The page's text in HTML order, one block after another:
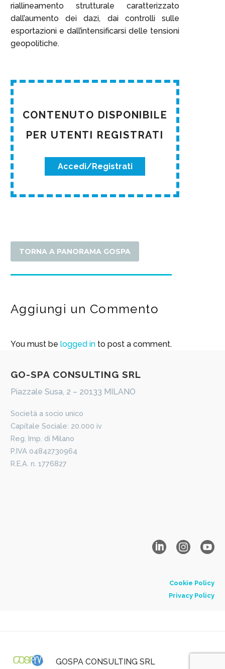
riallineamento strutturale caratterizzato
dall’aumento dei dazi, dai controlli sulle
esportazioni e dall’intensificarsi delle tensioni
geopolitiche.
CONTENUTO DISPONIBILE
PER UTENTI REGISTRATI
Accedi/Registrati
TORNA A PANORAMA GOSPA
Aggiungi un Commento
You must be logged in to post a comment.
​GO-​​SPA CONSULTING SRL
Piazzale Susa, 2 – 20133 MILANO
​Società a socio unico
Capitale Sociale: 20.000 iv
Reg. Imp. di Milano
P.IVA 04842730964
R.E.A. n. 1776827
Cookie Policy
Privacy Policy
GOSPA CONSULTING SRL